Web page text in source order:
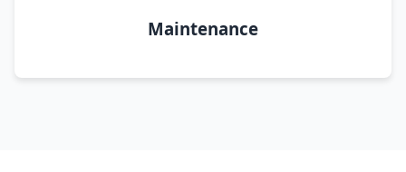
Maintenance